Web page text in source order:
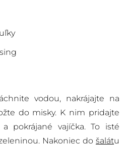
vodou, nakrájajte na
do misky. K nim pridajte
pokrájané vajíčka. To isté
Nakoniec do šalátu